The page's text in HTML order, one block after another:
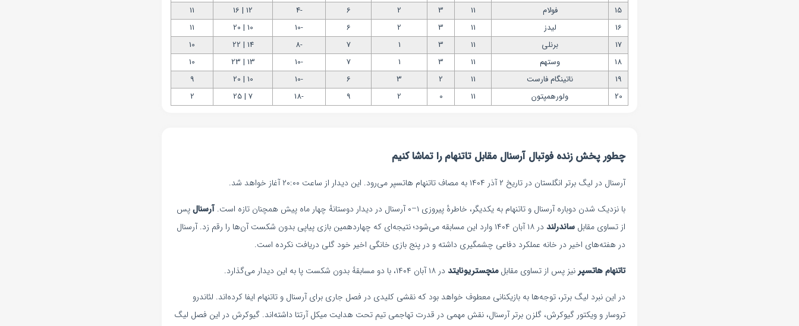
15
فولام 11
3
2
6
-4
12 | 16
11
16
لیدز 11
3
2
6
-10
10 | 20
11
17
برنلی 11
3
1
7
-8
14 | 22
10
18
وستهم 11
3
1
7
-10
13 | 23
10
19
ناتینگام فارست 11
2
3
6
-10
10 | 20
9
20
ولورهمپتون 11
0
2
9
-18
7 | 25
2
چطور پخش زنده فوتبال آرسنال مقابل تاتنهام را تماشا کنیم
آرسنال در لیگ برتر انگلستان در تاریخ ۲ آذر ۱۴۰۴ به مصاف تاتنهام هاتسپر می‌رود. این دیدار از ساعت ۲۰:۰۰ آغاز خواهد شد.
با نزدیک شدن دوباره آرسنال و تاتنهام به یکدیگر، خاطرهٔ پیروزی ۱–۰ آرسنال در دیدار دوستانهٔ چهار ماه پیش همچنان تازه است.
آرسنالپس
از تساوی مقابل ساندرلند
در ۱۸ آبان ۱۴۰۴ وارد این مسابقه می‌شود؛ نتیجه‌ای که چهاردهمین بازی پیاپی بدون شکست آن‌ها را رقم زد. آرسنال
در هفته‌های اخیر در خانه عملکرد دفاعی چشمگیری داشته و در پنج بازی خانگی اخیر خود گلی دریافت نکرده است.
تاتنهام هاتسپر نیز پس از تساوی مقابلمنچستریونایتد در ۱۸ آبان ۱۴۰۴، با دو مسابقهٔ بدون شکست پا به این دیدار می‌گذارد.
در این نبرد لیگ برتر، توجه‌ها به بازیکنانی معطوف خواهد بود که نقشی کلیدی در فصل جاری برای آرسنال و تاتنهام ایفا کرده‌اند. لئاندرو
تروسار و ویکتور گیوکرش، گلزن برتر آرسنال، نقش مهمی در قدرت تهاجمی تیم تحت هدایت میکل آرتتا داشته‌اند. گیوکرش در این فصل لیگ